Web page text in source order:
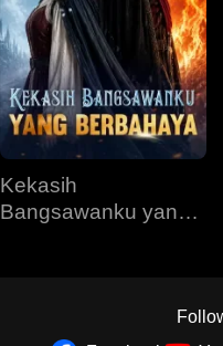
Kekasih
Bangsawanku yang